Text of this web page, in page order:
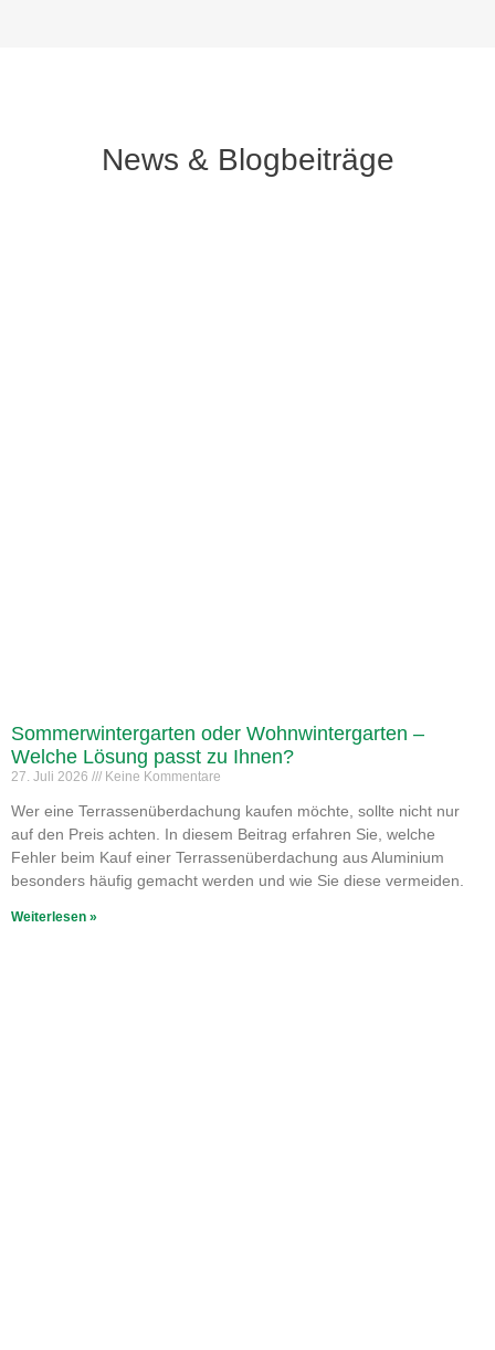
News & Blogbeiträge
Sommerwintergarten oder Wohnwintergarten –
Welche Lösung passt zu Ihnen?
27. Juli 2026 Keine Kommentare
Wer eine Terrassenüberdachung kaufen möchte, sollte nicht nur
auf den Preis achten. In diesem Beitrag erfahren Sie, welche
Fehler beim Kauf einer Terrassenüberdachung aus Aluminium
besonders häufig gemacht werden und wie Sie diese vermeiden.
Weiterlesen »